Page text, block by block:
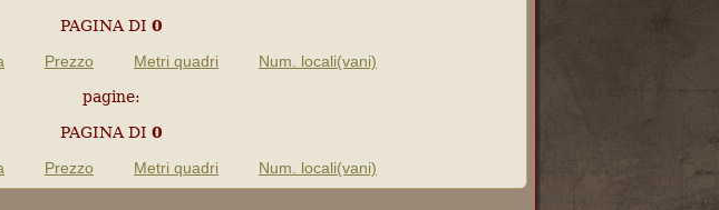
PAGINA DI 0
Prezzo Metri quadri
Num. locali(vani)
pagine:
PAGINA DI 0
Prezzo Metri quadri Num. locali(vani)